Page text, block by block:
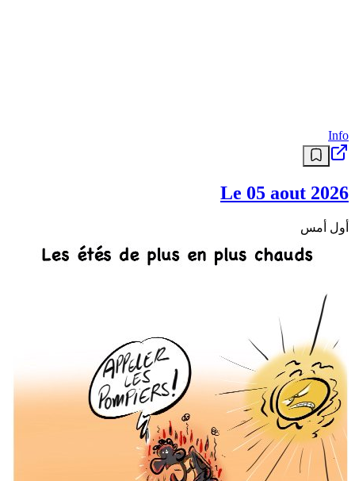
Info
Le 05 aout 2026
أول أمس